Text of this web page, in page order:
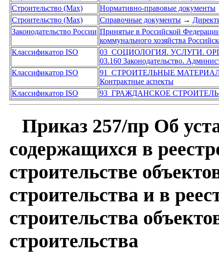
Строительство (Max)
Нормативно-правовые документы
Строительство (Max)
Справочные документы →
Законодательство России Принятые в Российской
коммунального хозяйства
Классификатор ISO
03 СОЦИОЛОГИЯ. УСЛУГИ.
03.160 Законодательство.
Классификатор ISO
91 СТРОИТЕЛЬНЫЕ
Контрактные аспекты
Классификатор ISO
93 ГРАЖДАНСКОЕ
Приказ 257/пр Об
содержащихся в
строительстве
строительства и в
строительства
строительства